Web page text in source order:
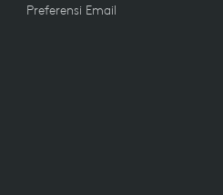
Preferensi Email